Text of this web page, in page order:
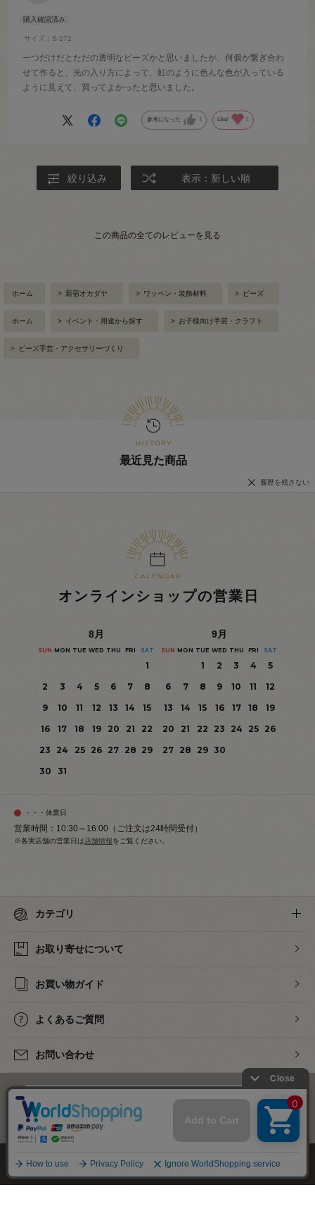
サイズ：S-172
一つだけだとただの透明なビーズかと思いましたが、何個か繋ぎ合わ
せて作ると、光の入り方によって、虹のように色んな色が入っている
ように見えて、買ってよかったと思いました。
参考になった 1 Like! 1
絞り込み 表示：新しい順
この商品の全てのレビューを見る
ホーム > 新宿オカダヤ > ワッペン・装飾材料 > ビーズ
ホーム > イベント・用途から探す > お子様向け手芸・クラフト
> ビーズ手芸・アクセサリーづくり
最近見た商品
履歴を残さない
オンラインショップの営業日
8月
SUN MON TUE WED THU FRI SAT
1
2
3 4 5 6 7
8
9
10 11 12 13 14
15
16
17 18 19 20 21
22
23
24 25 26 27 28 29
30
31
9月
SUN MON TUE WED THU FRI SAT
1 2 3 4
5
6
7 8 9 10 11
12
13
14 15 16 17 18
19
20
21 22 23 24 25
26
27 28 29 30
・・・休業日
営業時間：10:30～16:00（ご注文は24時間受付）
※各実店舗の営業日は 店舗情報をご覧ください。
カテゴリ
お取り寄せについて
お買い物ガイド
よくあるご質問
お問い合わせ
下着・ランジェリーの専門店
株式会社オカダヤ 会社概要 採用情報